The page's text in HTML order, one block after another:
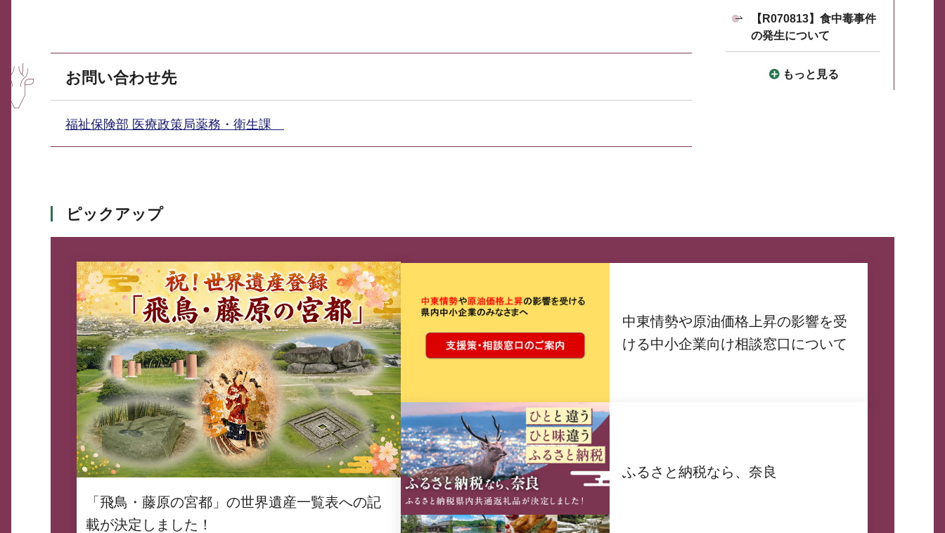
お問い合わせ先
福祉保険部 医療政策局薬務・衛生課
【R070813】食中毒事件
の発生について
もっと見る
ピックアップ
「飛鳥・藤原の宮都」の世界遺産一覧表への記
載が決定しました！
中東情勢や原油価格上昇の影響を受
ける中小企業向け相談窓口について
ふるさと納税なら、奈良